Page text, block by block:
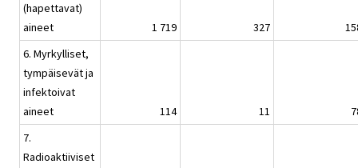
(hapettavat)
aineet
1 719 327
6. Myrkylliset,
tympäisevät ja
infektoivat
aineet
114 11
7.
Radioaktiiviset